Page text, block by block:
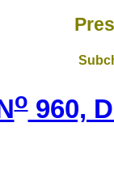
o960,